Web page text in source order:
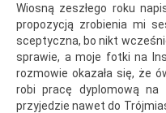
Wiosną zeszłego roku
propozycją zrobienia mi
sceptyczna, bo nikt
sprawie, a moje fotki na
rozmowie okazała się, że
robi pracę dyplomową
przyjedzie nawet do